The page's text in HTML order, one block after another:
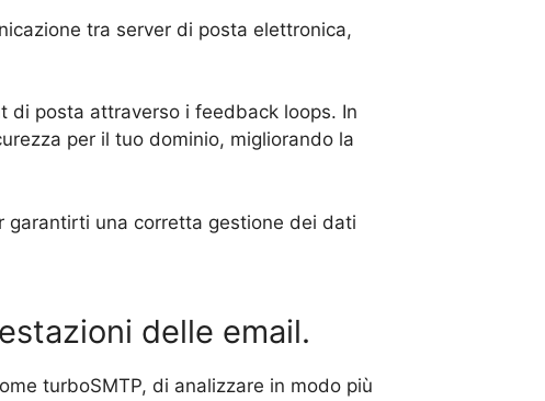
tra server di posta elettronica,
di posta attraverso i feedback loops. In
per il tuo dominio, migliorando la
garantirti una corretta gestione dei dati
delle email.
turboSMTP, di analizzare in modo più